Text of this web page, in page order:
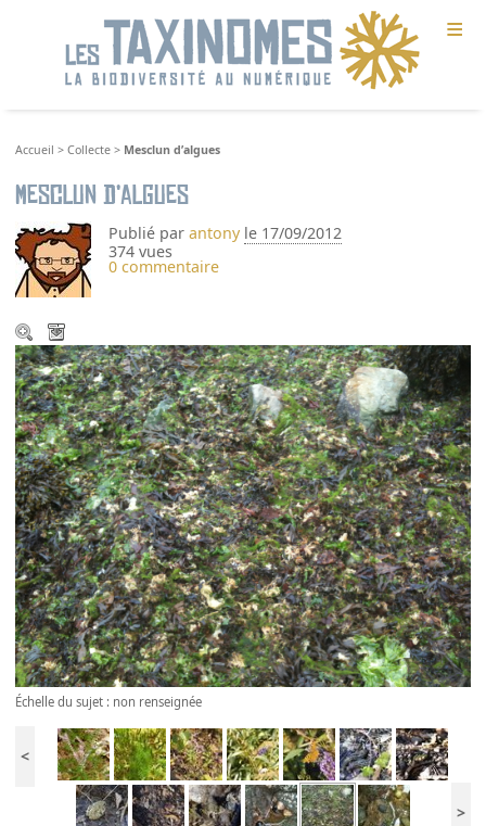
≡
Accueil >Collecte > Mesclun d’algues
Mesclun d’algues
Publié parantony le 17/09/2012
374 vues
0 commentaire
Échelle du sujet : non renseignée
<
>